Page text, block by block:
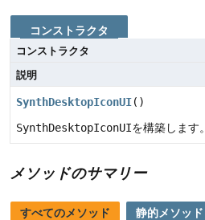
コンストラクタ
コンストラクタ
説明
SynthDesktopIconUI()
SynthDesktopIconUIを構築します。
メソッドのサマリー
すべてのメソッド 静的メソッド